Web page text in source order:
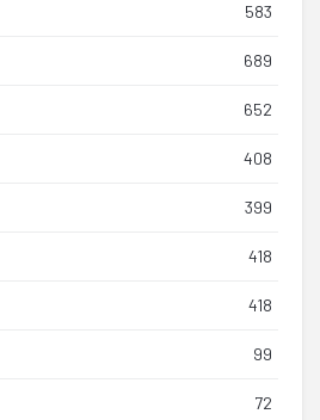
583
689
652
408
399
418
418
99
72